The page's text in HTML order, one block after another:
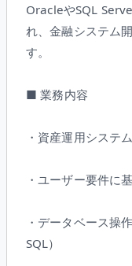
OracleやSQL
れ、金融システム
す。
■ 業務内容
・資産運用システ
・ユーザー要件に
・データベース操
SQL）